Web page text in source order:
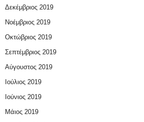
Δεκέμβριος 2019
Νοέμβριος 2019
Οκτώβριος 2019
Σεπτέμβριος 2019
Αύγουστος 2019
Ιούλιος 2019
Ιούνιος 2019
Μάιος 2019